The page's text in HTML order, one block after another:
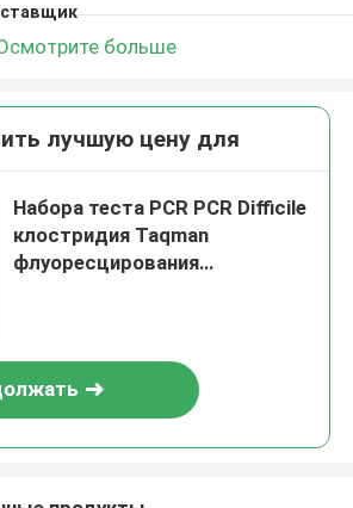
больше
лучшую цену для
Набора теста PCR PCR Difficile
клостридия Taqman
флуоресцирования